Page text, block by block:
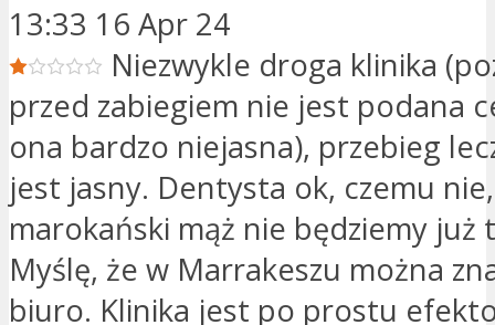
13:33 16 Apr 24
Niezwykle droga klinika
przed zabiegiem nie jest podana
ona bardzo niejasna), przebieg
jest jasny. Dentysta ok, czemu
marokański mąż nie będziemy już
Myślę, że w Marrakeszu można
biuro. Klinika jest po prostu